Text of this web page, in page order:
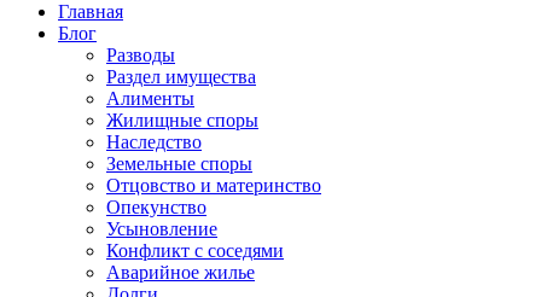
Главная
Блог
Разводы
Раздел имущества
Алименты
Жилищные споры
Наследство
Земельные споры
Отцовство и материнство
Опекунство
Усыновление
Конфликт с соседями
Аварийное жилье